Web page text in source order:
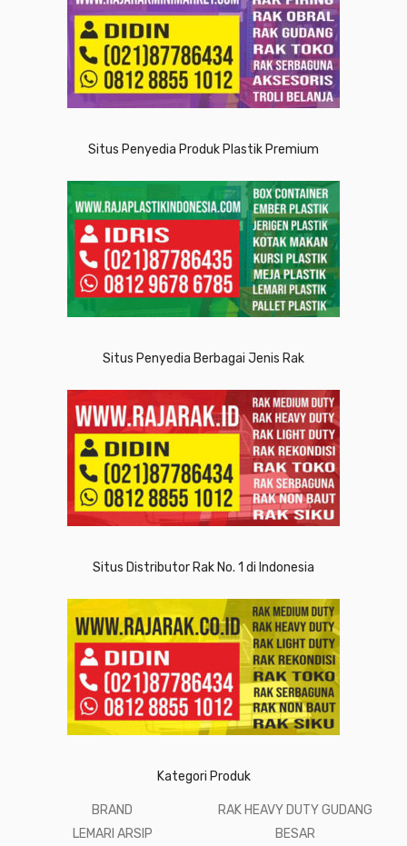
Situs Penyedia Produk Plastik Premium
Situs Penyedia Berbagai Jenis Rak
Situs Distributor Rak No. 1 di Indonesia
Kategori Produk
BRAND
LEMARI ARSIP
RAK HEAVY DUTY GUDANG
BESAR